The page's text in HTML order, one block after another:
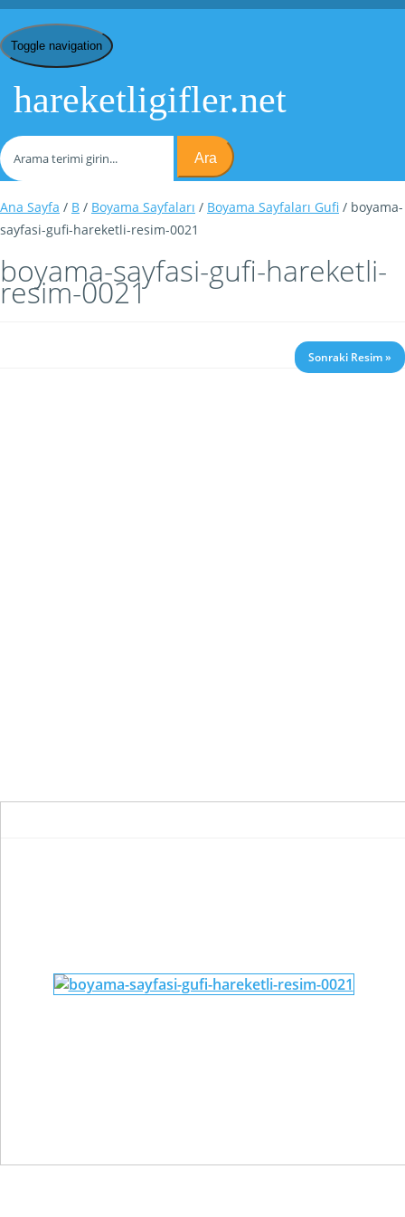
Toggle navigation
hareketligifler.net
Ara
Ana Sayfa / B / Boyama Sayfaları / Boyama Sayfaları Gufi / boyama-
sayfasi-gufi-hareketli-resim-0021
boyama-sayfasi-gufi-hareketli-
resim-0021
Sonraki Resim »